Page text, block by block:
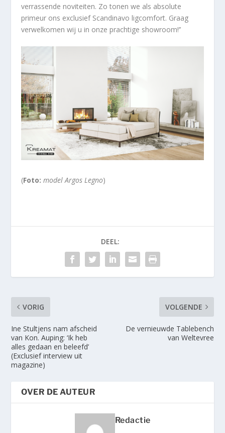
verrassende noviteiten. Zo tonen we als absolute
primeur ons exclusief Scandinavo ligcomfort. Graag
verwelkomen wij u in onze prachtige showroom!’’
(Foto: model Argos Legno)
DEEL:
VORIG
Ine Stultjens nam afscheid
van Kon. Auping: ‘Ik heb
alles gedaan en beleefd’
(Exclusief interview uit
magazine)
VOLGENDE
De vernieuwde Tablebench
van Weltevree
OVER DE AUTEUR
Redactie